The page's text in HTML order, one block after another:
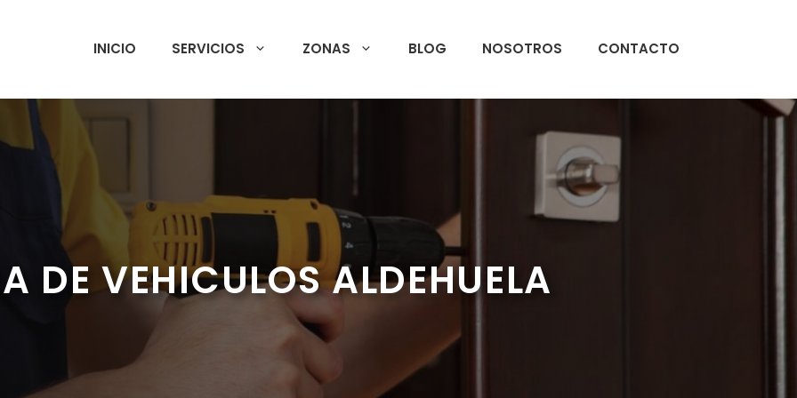
INICIO SERVICIOS ZONAS BLOG NOSOTROS CONTACTO
DE VEHICULOS ALDEHUELA